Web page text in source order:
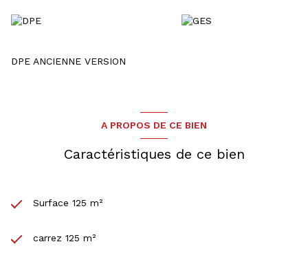
DPE ANCIENNE VERSION
A PROPOS DE CE BIEN
Caractéristiques de ce bien
Surface 125 m²
carrez 125 m²